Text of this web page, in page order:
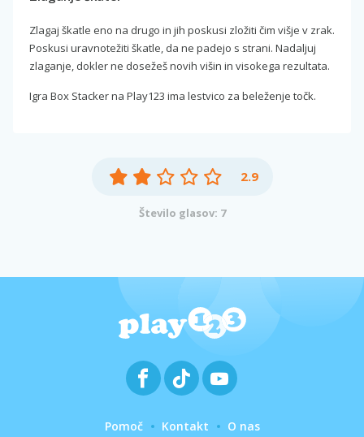
Zlagaj škatle eno na drugo in jih poskusi zložiti čim višje v zrak.
Poskusi uravnotežiti škatle, da ne padejo s strani. Nadaljuj
zlaganje, dokler ne dosežeš novih višin in visokega rezultata.
Igra Box Stacker na Play123 ima lestvico za beleženje točk.
2.9
Število glasov: 7
Pomoč Kontakt O nas